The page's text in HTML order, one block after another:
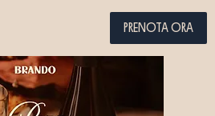
PRENOTA ORA